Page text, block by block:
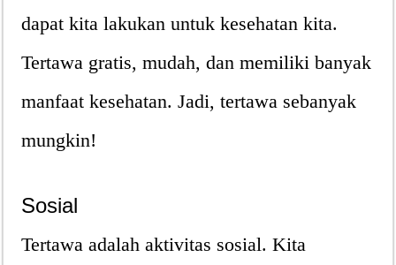
dapat kita lakukan untuk kesehatan kita.
Tertawa gratis, mudah, dan memiliki banyak
manfaat kesehatan. Jadi, tertawa sebanyak
mungkin!
Sosial
Tertawa adalah aktivitas sosial. Kita